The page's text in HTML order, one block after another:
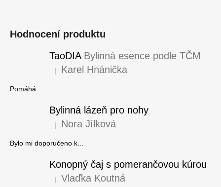
Hodnocení produktu
TaoDIA Bylinná esence podle TČM
Hodnocení produktu je 5 z 5 hvězdiček.
| Karel Hnánička
Pomáhá
Bylinná lázeň pro nohy
Hodnocení produktu je 5 z 5 hvězdiček.
| Nora Jílková
Bylo mi doporučeno k...
Konopný čaj s pomerančovou kúrou
Hodnocení produktu je 5 z 5 hvězdiček.
| Vlaďka Koutná